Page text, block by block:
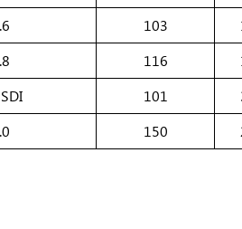
103
116
101
150